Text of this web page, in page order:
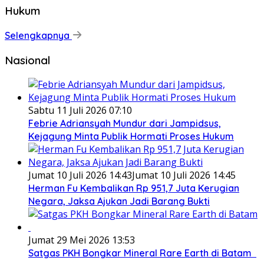
Hukum
Selengkapnya
Nasional
Sabtu 11 Juli 2026 07:10
Febrie Adriansyah Mundur dari Jampidsus,
Kejagung Minta Publik Hormati Proses Hukum
Jumat 10 Juli 2026 14:43Jumat 10 Juli 2026 14:45
Herman Fu Kembalikan Rp 951,7 Juta Kerugian
Negara, Jaksa Ajukan Jadi Barang Bukti
Jumat 29 Mei 2026 13:53
Satgas PKH Bongkar Mineral Rare Earth di Batam